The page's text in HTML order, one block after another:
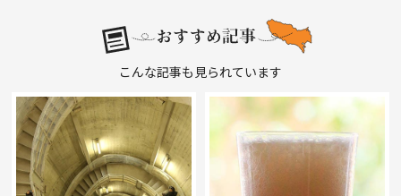
こんな記事も見られています